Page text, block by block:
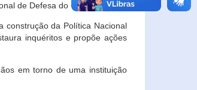
de Defesa do Consumidor.
construção da Política Nacional
inquéritos e propõe ações
em torno de uma instituição